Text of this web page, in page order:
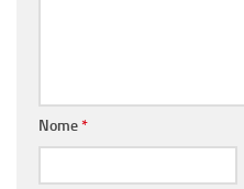
Nome*